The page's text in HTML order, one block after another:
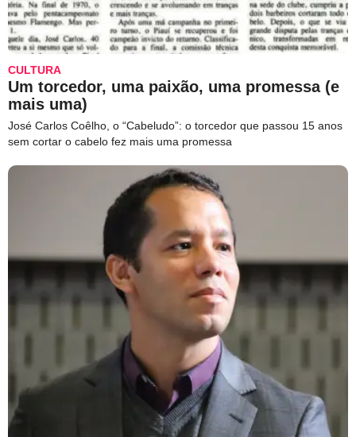
CULTURA
Um torcedor, uma paixão, uma promessa (e
mais uma)
José Carlos Coêlho, o “Cabeludo”: o torcedor que passou 15 anos
sem cortar o cabelo fez mais uma promessa